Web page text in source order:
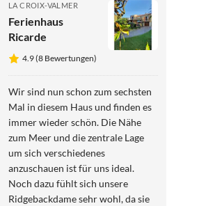
LA CROIX-VALMER
Ferienhaus
Ricarde
4.9 (8 Bewertungen)
Wir sind nun schon zum sechsten
Mal in diesem Haus und finden es
immer wieder schön. Die Nähe
zum Meer und die zentrale Lage
um sich verschiedenes
anzuschauen ist für uns ideal.
Noch dazu fühlt sich unsere
Ridgebackdame sehr wohl, da sie